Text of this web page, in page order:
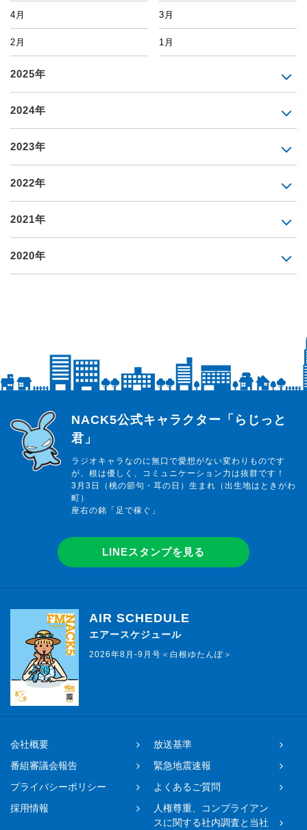
4月 3月
2月 1月
2025年
2024年
2023年
2022年
2021年
2020年
らじっと君
NACK5公式キャラクター「らじっと
君」
ラジオキャラなのに無口で愛想がない変わりものです
が、根は優しく、コミュニケーション力は抜群です！
3月3日（桃の節句・耳の日）生まれ（出生地はときがわ
町）
座右の銘「足で稼ぐ」
LINEスタンプを見る
AIR SCHEDULE
エアースケジュール
2026年8月-9月号＜白根ゆたんぽ＞
会社概要
放送基準
番組審議会報告
緊急地震速報
プライバシーポリシー
よくあるご質問
採用情報
人権尊重、コンプライアン
スに関する社内調査と当社